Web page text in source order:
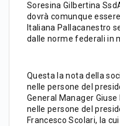
Soresina Gilbertina
dovrà comunque
Italiana Pallacanestro
dalle norme federali in
Questa la nota della
nelle persone del
General Manager
nelle persone del
Francesco Scolari, la